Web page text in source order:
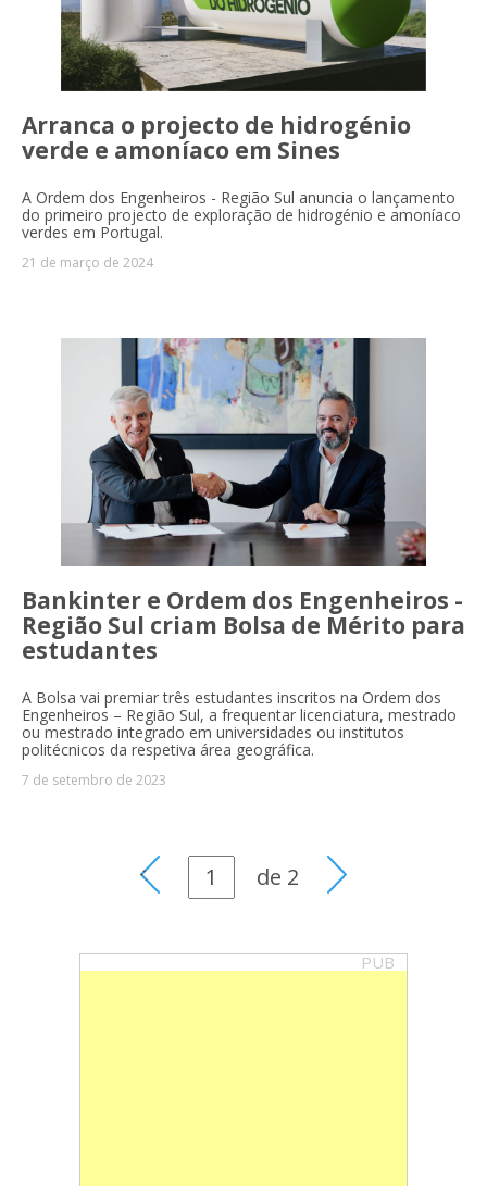
Arranca o projecto de hidrogénio
verde e amoníaco em Sines
A Ordem dos Engenheiros - Região Sul anuncia o lançamento
do primeiro projecto de exploração de hidrogénio e amoníaco
verdes em Portugal.
21 de março de 2024
Bankinter e Ordem dos Engenheiros -
Região Sul criam Bolsa de Mérito para
estudantes
A Bolsa vai premiar três estudantes inscritos na Ordem dos
Engenheiros – Região Sul, a frequentar licenciatura, mestrado
ou mestrado integrado em universidades ou institutos
politécnicos da respetiva área geográfica.
7 de setembro de 2023
de 2
PUB